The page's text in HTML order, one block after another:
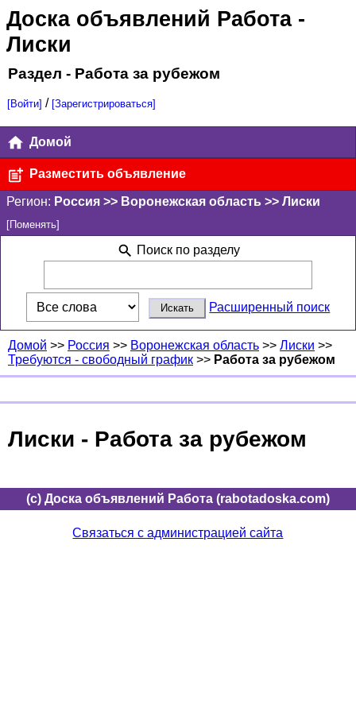
Доска объявлений Работа-
Лиски
Раздел - Работа за рубежом
[Войти] / [Зарегистрироваться]
Домой
Разместить объявление
Регион: Россия >> Воронежская область >> Лиски
[Поменять]
Поиск по разделу
Расширенный поиск
Домой >> Россия >> Воронежская область >> Лиски >>
Требуются - свободный график >> Работа за рубежом
Лиски - Работа за рубежом
(c) Доска объявлений Работа (rabotadoska.com)
Связаться с администрацией сайта